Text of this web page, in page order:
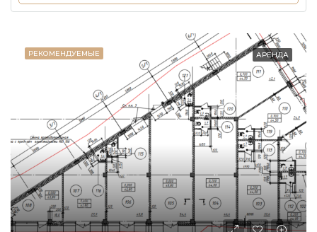
РЕКОМЕНДУЕМЫЕ АРЕНДА